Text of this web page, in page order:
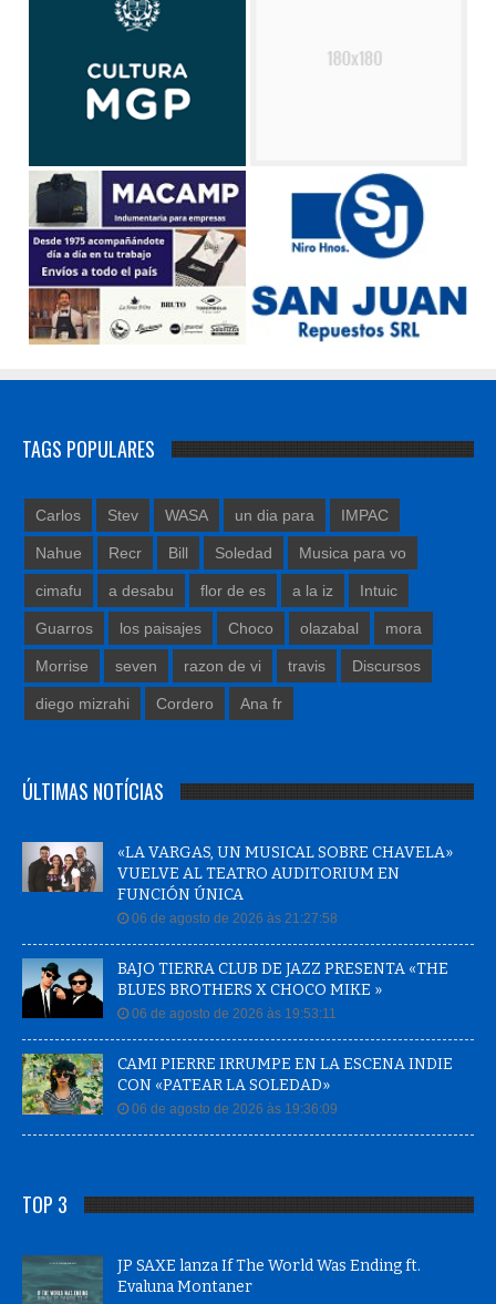
TAGS POPULARES
Carlos Stev WASA un dia para IMPAC
Nahue Recr Bill Soledad Musica para vo
cimafu a desabu flor de es a la iz Intuic
Guarros los paisajes Choco olazabal mora
Morrise seven razon de vi travis Discursos
diego mizrahi Cordero Ana fr
ÚLTIMAS NOTÍCIAS
«LA VARGAS, UN MUSICAL SOBRE CHAVELA»
VUELVE AL TEATRO AUDITORIUM EN
FUNCIÓN ÚNICA
06 de agosto de 2026 às 21:27:58
BAJO TIERRA CLUB DE JAZZ PRESENTA «THE
BLUES BROTHERS X CHOCO MIKE »
06 de agosto de 2026 às 19:53:11
CAMI PIERRE IRRUMPE EN LA ESCENA INDIE
CON «PATEAR LA SOLEDAD»
06 de agosto de 2026 às 19:36:09
TOP 3
JP SAXE lanza If The World Was Ending ft.
Evaluna Montaner